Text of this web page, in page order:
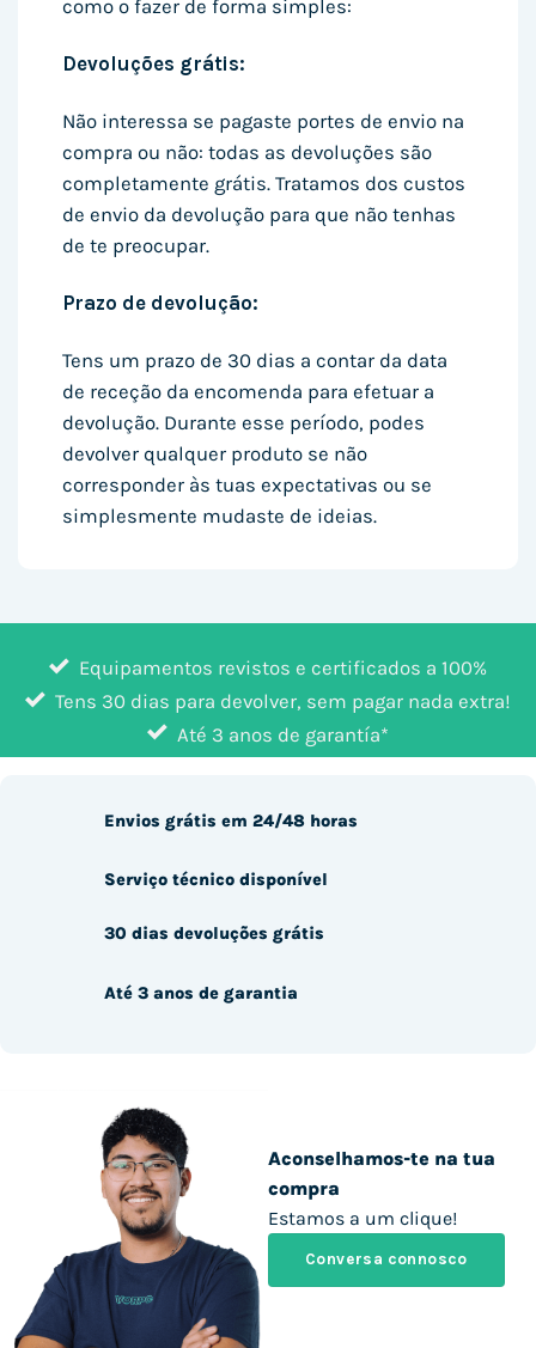
como o fazer de forma simples:
Devoluções grátis:
Não interessa se pagaste portes de envio na
compra ou não: todas as devoluções são
completamente grátis. Tratamos dos custos
de envio da devolução para que não tenhas
de te preocupar.
Prazo de devolução:
Tens um prazo de 30 dias a contar da data
de receção da encomenda para efetuar a
devolução. Durante esse período, podes
devolver qualquer produto se não
corresponder às tuas expectativas ou se
simplesmente mudaste de ideias.
Equipamentos revistos e certificados a 100%
Tens 30 dias para devolver, sem pagar nada extra!
Até 3 anos de garantía*
Aconselhamos-te na tua
compra
Estamos a um clique!
Conversa connosco
Envios grátis em 24/48 horas
Serviço técnico disponível
30 dias devoluções grátis
Até 3 anos de garantia